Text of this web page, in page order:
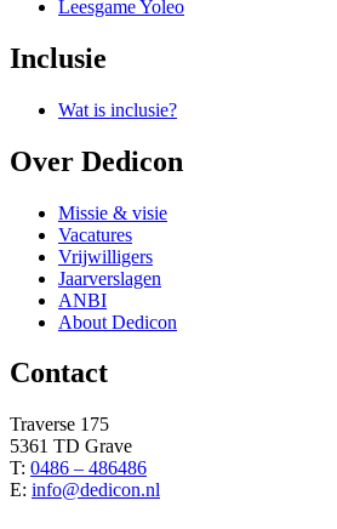
Leesgame Yoleo
Inclusie
Wat is inclusie?
Over Dedicon
Missie & visie
Vacatures
Vrijwilligers
Jaarverslagen
ANBI
About Dedicon
Contact
Traverse 175
5361 TD Grave
T: 0486 – 486486
E: info@dedicon.nl